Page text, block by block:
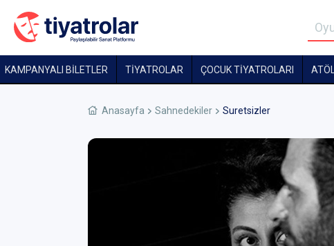
KAMPANYALI BİLETLER TİYATROLAR ÇOCUK TIYATROLARI
Anasayfa Sahnedekiler Suretsizler